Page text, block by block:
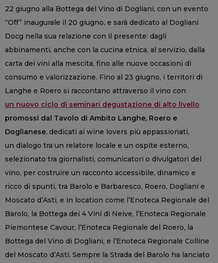
22 giugno alla Bottega del Vino di Dogliani, con un evento
“Off” inaugurale il 20 giugno, e sarà dedicato al Dogliani
Docg nella sua relazione con il presente: dagli
abbinamenti, anche con la cucina etnica, al servizio, dalla
carta dei vini alla mescita, fino alle nuove occasioni di
consumo e valorizzazione. Fino al 23 giugno, i territori di
Langhe e Roero si raccontano attraverso il vino con
un nuovo ciclo di seminari degustazione di alto livello
promossi dal Tavolo di Ambito Langhe, Roero e
Doglianese, dedicati ai wine lovers più appassionati,
un dialogo tra un relatore locale e un ospite esterno,
selezionato tra giornalisti, comunicatori o divulgatori del
vino, per costruire un racconto accessibile, dinamico e
ricco di spunti, tra Barolo e Barbaresco, Roero, Dogliani e
Moscato d’Asti, e in location come l’Enoteca Regionale del
Barolo, la Bottega dei 4 Vini di Neive, l’Enoteca Regionale
Piemontese Cavour, l’Enoteca Regionale del Roero, la
Bottega del Vino di Dogliani, e l’Enoteca Regionale Colline
del Moscato d’Asti. Sempre la Strada del Barolo ha lanciato